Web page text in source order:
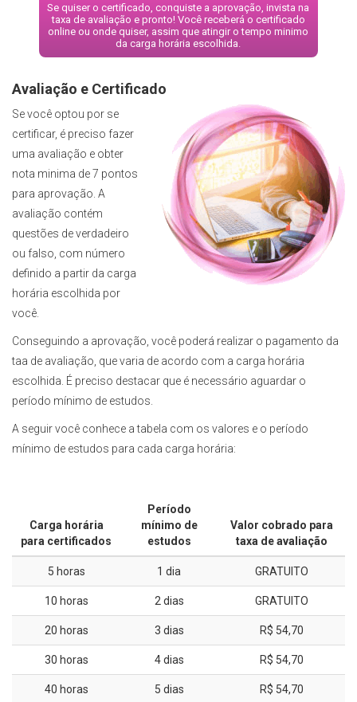
Se quiser o certificado, conquiste a aprovação, invista na
taxa de avaliação e pronto! Você receberá o certificado
online ou onde quiser, assim que atingir o tempo minimo
da carga horária escolhida.
Avaliação e Certificado
Se você optou por se
certificar, é preciso fazer
uma avaliação e obter
nota minima de 7 pontos
para aprovação. A
avaliação contém
questões de verdadeiro
ou falso, com número
definido a partir da carga
horária escolhida por
você.
Conseguindo a aprovação, você poderá realizar o pagamento da
taa de avaliação, que varia de acordo com a carga horária
escolhida. É preciso destacar que é necessário aguardar o
período mínimo de estudos.
A seguir você conhece a tabela com os valores e o período
mínimo de estudos para cada carga horária:
Carga horária
para certificados
Período
mínimo de
estudos
Valor cobrado para
taxa de avaliação
5 horas 1 dia GRATUITO
10 horas 2 dias GRATUITO
20 horas 3 dias R$ 54,70
30 horas 4 dias R$ 54,70
40 horas 5 dias R$ 54,70